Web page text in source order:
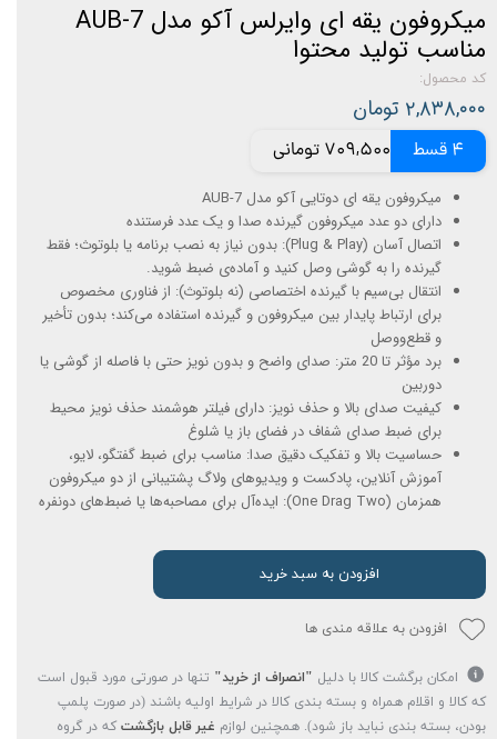
میکروفون یقه ای وایرلس آکو مدل AUB-7
مناسب تولید محتوا
کد محصول:
۲,۸۳۸,۰۰۰ تومان
4 قسط 709,500 تومانی
میکروفون یقه ای دوتایی آکو مدل AUB-7
دارای دو عدد میکروفون گیرنده صدا و یک عدد فرستنده
اتصال آسان (Plug & Play): بدون نیاز به نصب برنامه یا بلوتوث؛ فقط
گیرنده را به گوشی وصل کنید و آماده‌ی ضبط شوید.
انتقال بی‌سیم با گیرنده اختصاصی (نه بلوتوث): از فناوری مخصوص
برای ارتباط پایدار بین میکروفون و گیرنده استفاده می‌کند؛ بدون تأخیر
و قطع‌و‌وصل
برد مؤثر تا 20 متر: صدای واضح و بدون نویز حتی با فاصله از گوشی یا
دوربین
کیفیت صدای بالا و حذف نویز: دارای فیلتر هوشمند حذف نویز محیط
برای ضبط صدای شفاف در فضای باز یا شلوغ
حساسیت بالا و تفکیک دقیق صدا: مناسب برای ضبط گفتگو، لایو،
آموزش آنلاین، پادکست و ویدیوهای ولاگ پشتیبانی از دو میکروفون
همزمان (One Drag Two): ایده‌آل برای مصاحبه‌ها یا ضبط‌های دونفره
افزودن به سبد خرید
افزودن به علاقه مندی ها
امکان برگشت کالا با دلیل "انصراف از خرید" تنها در صورتی مورد قبول است
که کالا و اقلام همراه و بسته بندی کالا در شرایط اولیه باشند (در صورت پلمپ
بودن، بسته بندی نباید باز شود). همچنین لوازم غیر قابل بازگشت که در گروه